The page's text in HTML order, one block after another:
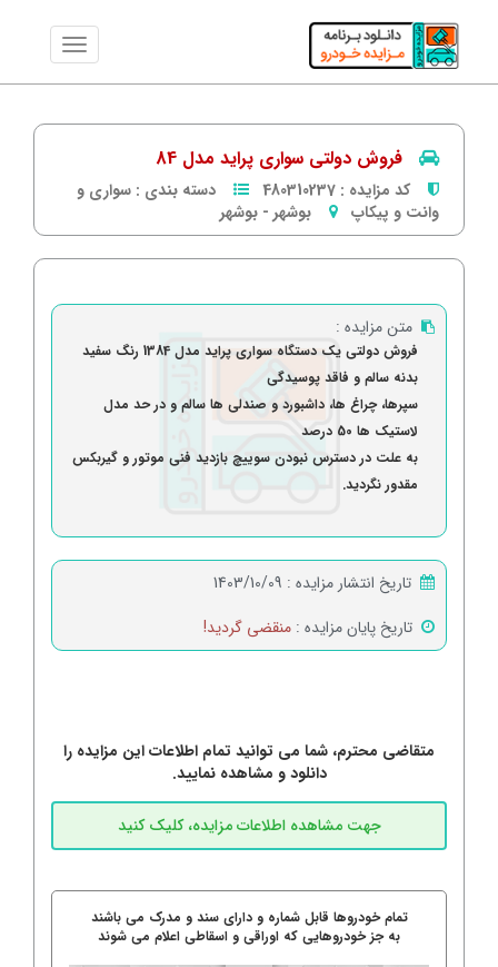
فروش دولتی سواری پراید مدل 84
کد مزایده : 480310237 دسته بندی : سواری و
وانت و پیکاپ
بوشهر - بوشهر
متن مزایده :
فروش دولتی یک دستگاه سواری پراید مدل 1384 رنگ سفید
بدنه سالم و فاقد پوسیدگی
سپرها، چراغ ها، داشبورد و صندلی ها سالم و در حد مدل
لاستیک ها 50 درصد
به علت در دسترس نبودن سوییچ بازدید فنی موتور و گیربکس
مقدور نگردید.
تاریخ انتشار مزایده : 1403/10/09
تاریخ پایان مزایده : منقضی گردید!
متقاضی محترم، شما می توانید تمام اطلاعات این مزایده را
دانلود و مشاهده نمایید.
تمام خودروها قابل شماره و دارای سند و مدرک می باشند
به جز خودروهایی که اوراقی و اسقاطی اعلام می شوند